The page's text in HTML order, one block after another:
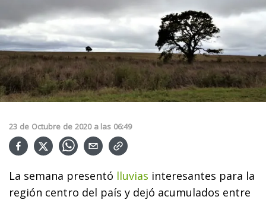
23 de Octubre de 2020 a las 06:49
La semana presentó lluvias interesantes para la
región centro del país y dejó acumulados entre